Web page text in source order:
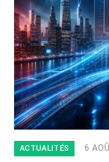
ACTUALITÉS 6